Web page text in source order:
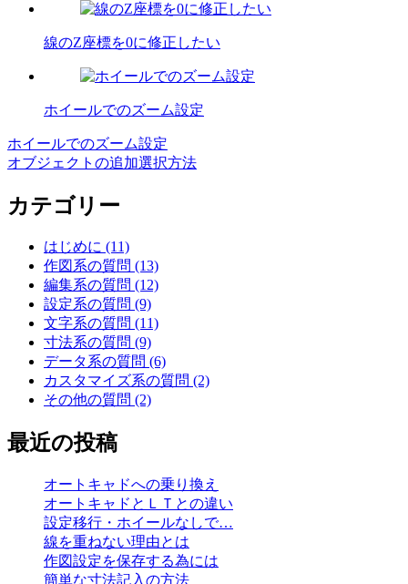
線のZ座標を0に修正したい
ホイールでのズーム設定
投
稿
ナ
ホイールでのズーム設定
オブジェクトの追加選択方法
カテゴリー
はじめに (11)
作図系の質問 (13)
編集系の質問 (12)
設定系の質問 (9)
文字系の質問 (11)
寸法系の質問 (9)
データ系の質問 (6)
カスタマイズ系の質問 (2)
その他の質問 (2)
最近の投稿
オートキャドへの乗り換え
オートキャドとＬＴとの違い
設定移行・ホイールなしで…
線を重ねない理由とは
作図設定を保存する為には
簡単な寸法記入の方法